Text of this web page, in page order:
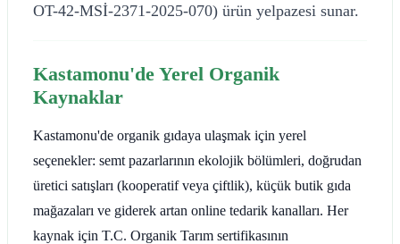
OT-42-MSİ-2371-2025-070) ürün yelpazesi sunar.
Kastamonu'de Yerel Organik
Kaynaklar
Kastamonu'de organik gıdaya ulaşmak için yerel
seçenekler: semt pazarlarının ekolojik bölümleri, doğrudan
üretici satışları (kooperatif veya çiftlik), küçük butik gıda
mağazaları ve giderek artan online tedarik kanalları. Her
kaynak için T.C. Organik Tarım sertifikasının